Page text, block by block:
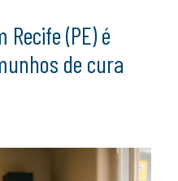
Recife (PE) é
de cura